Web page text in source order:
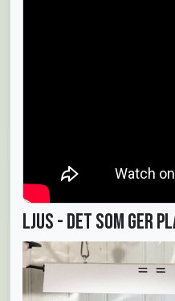
Ljus - det som ger